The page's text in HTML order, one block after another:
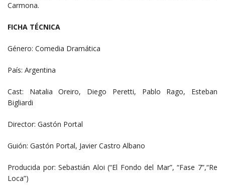
Carmona.
FICHA TÉCNICA
Género: Comedia Dramática
País: Argentina
Cast: Natalia Oreiro, Diego Peretti, Pablo Rago, Esteban
Bigliardi
Director: Gastón Portal
Guión: Gastón Portal, Javier Castro Albano
Producida por: Sebastián Aloi (“El Fondo del Mar”, “Fase 7”,“Re
Loca”)